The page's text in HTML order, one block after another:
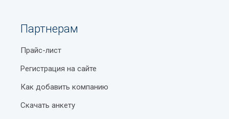
Партнерам
Прайс-лист
Регистрация на сайте
Как добавить компанию
Скачать анкету